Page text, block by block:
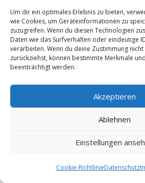
Um dir ein optimales Erlebnis zu bieten,
wie Cookies, um Geräteinformationen zu
zuzugreifen. Wenn du diesen Technologien
Daten wie das Surfverhalten oder eindeutige
verarbeiten. Wenn du deine Zustimmung
zurückziehst, können bestimmte Merkmale
beeinträchtigt werden.
Akzeptieren
Ablehnen
Einstellungen
Cookie-RichtlinieDatenschutz
Tiddische
Bokensdorf
Barwedel
Grafhorst
Parsau
Oebisfelde
Bergfeld Niedersachsen
Isenbüttel